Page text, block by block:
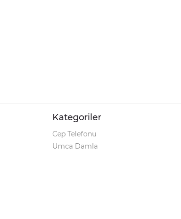
Kategoriler
Cep Telefonu
Umca Damla